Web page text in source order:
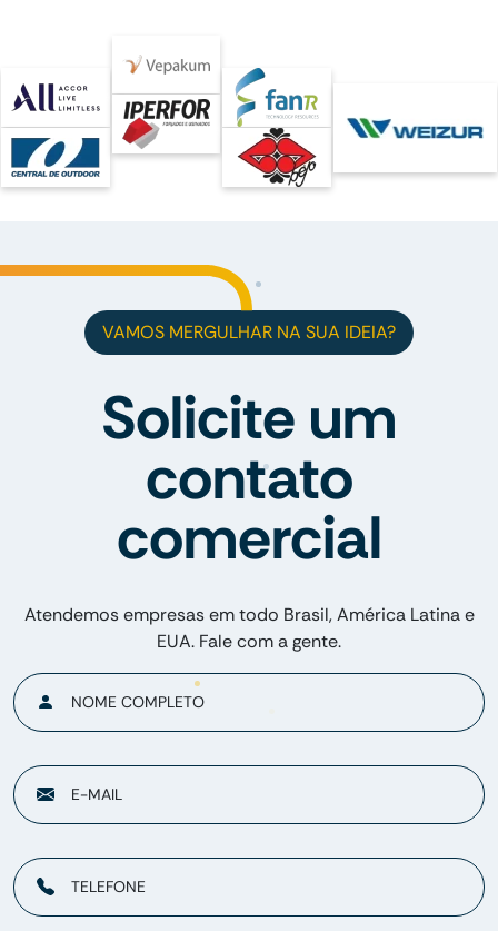
VAMOS MERGULHAR NA SUA IDEIA?
Solicite um
contato
comercial
Atendemos empresas em todo Brasil, América Latina e
EUA. Fale com a gente.
NOME COMPLETO
E-MAIL
TELEFONE